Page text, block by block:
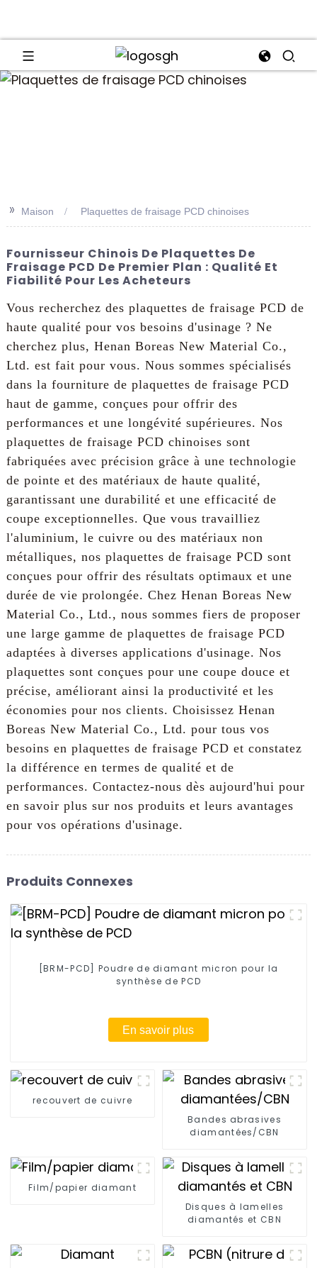
>> Maison Plaquettes de fraisage PCD chinoises
Fournisseur Chinois De Plaquettes De
Fraisage PCD De Premier Plan : Qualité Et
Fiabilité Pour Les Acheteurs
Vous recherchez des plaquettes de fraisage PCD de
haute qualité pour vos besoins d'usinage ? Ne
cherchez plus, Henan Boreas New Material Co.,
Ltd. est fait pour vous. Nous sommes spécialisés
dans la fourniture de plaquettes de fraisage PCD
haut de gamme, conçues pour offrir des
performances et une longévité supérieures. Nos
plaquettes de fraisage PCD chinoises sont
fabriquées avec précision grâce à une technologie
de pointe et des matériaux de haute qualité,
garantissant une durabilité et une efficacité de
coupe exceptionnelles. Que vous travailliez
l'aluminium, le cuivre ou des matériaux non
métalliques, nos plaquettes de fraisage PCD sont
conçues pour offrir des résultats optimaux et une
durée de vie prolongée. Chez Henan Boreas New
Material Co., Ltd., nous sommes fiers de proposer
une large gamme de plaquettes de fraisage PCD
adaptées à diverses applications d'usinage. Nos
plaquettes sont conçues pour une coupe douce et
précise, améliorant ainsi la productivité et les
économies pour nos clients. Choisissez Henan
Boreas New Material Co., Ltd. pour tous vos
besoins en plaquettes de fraisage PCD et constatez
la différence en termes de qualité et de
performances. Contactez-nous dès aujourd'hui pour
en savoir plus sur nos produits et leurs avantages
pour vos opérations d'usinage.
Produits Connexes
[BRM-PCD] Poudre de diamant micron pour la
synthèse de PCD
En savoir plus
recouvert de cuivre
Bandes abrasives
diamantées/CBN
Film/papier diamant
Disques à lamelles
diamantés et CBN